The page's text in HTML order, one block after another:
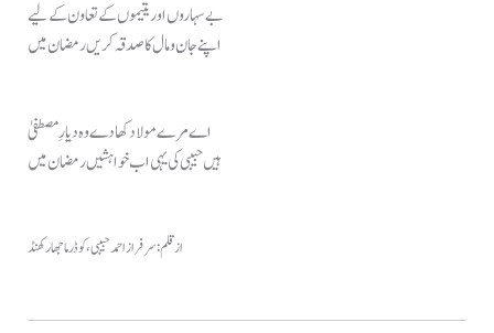
بے سہاروں اور یتیموں کے تعاون کے لیے
اپنے جان و مال کا صدقہ کریں رمضان میں
اے مرے مولا دکھا دے وہ دیارِ مصطفیٰ
ہیں حبیبی کی یہی اب خواہشیں رمضان میں
ازقلم: سرفراز احمد حبیبی، کوڈرما جھارکھنڈ